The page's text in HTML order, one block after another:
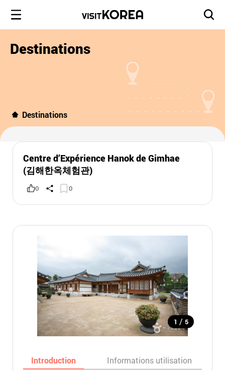
Destinations
Destinations
Centre d’Expérience Hanok de Gimhae
(김해한옥체험관)
0 0
1 / 5
Introduction Informations utilisation